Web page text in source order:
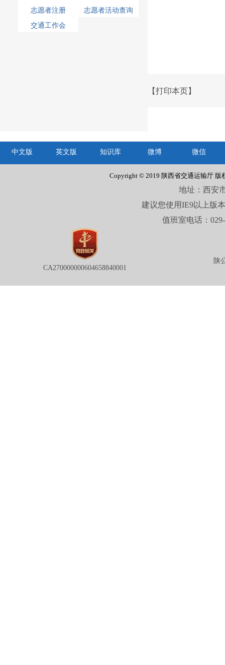
志愿者注册
志愿者活动查询
交通工作会
（十二）统筹
【打印本页】
中文版 英文版 知识库 微博 微信
Copyright © 2019 陕西省交通运输厅 版
地址：西安
建议您使用IE9以上版
值班室电话：
CA270000000604658840001
陕